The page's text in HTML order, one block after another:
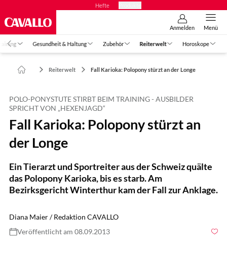
Hefte
Anmelden Menü
Gesundheit & Haltung Zubehör Reiterwelt Horoskope
Reiterwelt Fall Karioka: Polopony stürzt an der Longe
POLO-PONYSTUTE STIRBT BEIM TRAINING - AUSBILDER
SPRICHT VON „HEXENJAGD“
Fall Karioka: Polopony stürzt an
der Longe
Ein Tierarzt und Sportreiter aus der Schweiz quälte
das Polopony Karioka, bis es starb. Am
Bezirksgericht Winterthur kam der Fall zur Anklage.
Diana Maier / Redaktion CAVALLO
Veröffentlicht am 08.09.2013